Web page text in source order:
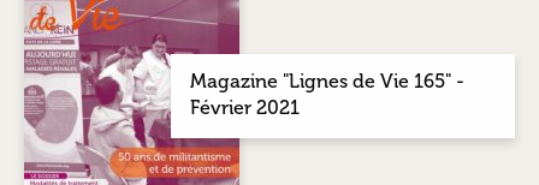
Magazine "Lignes de Vie 165" -
Février 2021